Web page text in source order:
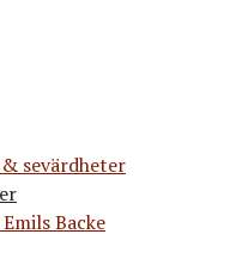
sevärdheter
Backe